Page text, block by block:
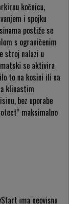
kočnicu,
i spojku
postiže se
s ograničenim
stroj nalazi u
se aktivira
to na kosini ili na
klinastim
bez uporabe
maksimalno
ima neovisnu